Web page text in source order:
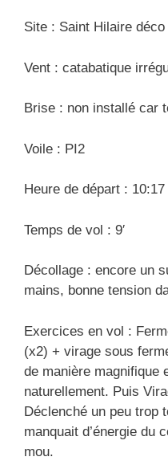
Site : Saint Hilaire déco
Vent : catabatique
Brise : non installé car
Voile : PI2
Heure de départ : 10:17
Temps de vol : 9′
Décollage : encore un
mains, bonne tension
Exercices en vol :
(x2) + virage sous
de manière magnifique
naturellement. Puis
Déclenché un peu trop
manquait d’énergie du
mou.